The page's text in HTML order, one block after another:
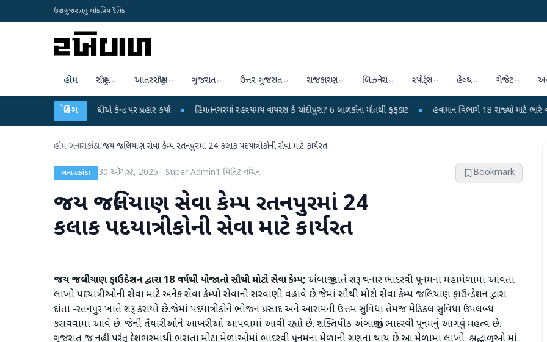
ઉત્તર ગુજરાતનું લોકપ્રિય દૈનિક
હોમ રાષ્ટ્રીય આંતરરાષ્ટ્રીય ગુજરાત ઉત્તર ગુજરાત રાજકારણ બિઝનેસ સ્પોર્ટ્સ હેલ્થ ગેજેટ
બ્રેકિંગ
પર રાહુલ ગાંધીએ કેન્દ્ર પર પ્રહાર કર્યા ● હિંમતનગરમાં રહસ્યમય વાયરસ કે ચાંદીપુરા? 6 બાળકોના મોતથી ફફડાટ ● હવામાન વિભાગે 18 રાજ્યો માટે ભારે વરસાદની
હોમ/બનાસકાંઠા/જય જલિયાણ સેવા કેમ્પ રતનપુરમાં 24 કલાક પદયાત્રીકોની સેવા માટે કાર્યરત
બનાસકાંઠા 30 ઑગસ્ટ, 2025 Super Admin1 મિનિટ વાંચન Bookmark
જય જલિયાણ સેવા કેમ્પ રતનપુરમાં 24
કલાક પદયાત્રીકોની સેવા માટે કાર્યરત
જય જલીયાણ ફાઉન્ડેશન દ્વારા 18 વર્ષથી યોજાતો સૌથી મોટો સેવા કેમ્પ; અંબાજી ખાતે શરૂ થનાર ભાદરવી પૂનમના મહામેળામાં આવતા
લાખો પદયાત્રીઓની સેવા માટે અનેક સેવા કેમ્પો સેવાની સરવાણી વહાવે છે.જેમાં સૌથી મોટો સેવા કેમ્પ જલિયાણ ફાઉન્ડેશન દ્વારા
દાંતા -રતનપુર ખાતે શરૂ કરાયો છે.જેમાં પદયાત્રીકોને ભોજન પ્રસાદ અને આરામની ઉત્તમ સુવિધા તેમજ મેડિકલ સુવિધા ઉપલબ્ધ
કરાવવામાં આવે છે. જેની તૈયારીઓને આખરીઓ આપવામાં આવી રહ્યો છે. શક્તિપીઠ અંબાજીમાં ભાદરવી પૂનમનું આગવું મહત્વ છે.
ગુજરાત જ નહીં પરંતુ દેશભરમાંથી ભરાતા મોટા મેળાઓમાં ભાદરવી પૂનમના મેળાની ગણના થાય છે.આ મેળામાં લાખો શ્રદ્ધાળુઓ માં